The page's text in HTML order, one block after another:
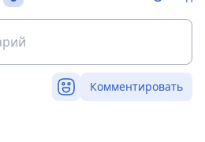
Комментировать